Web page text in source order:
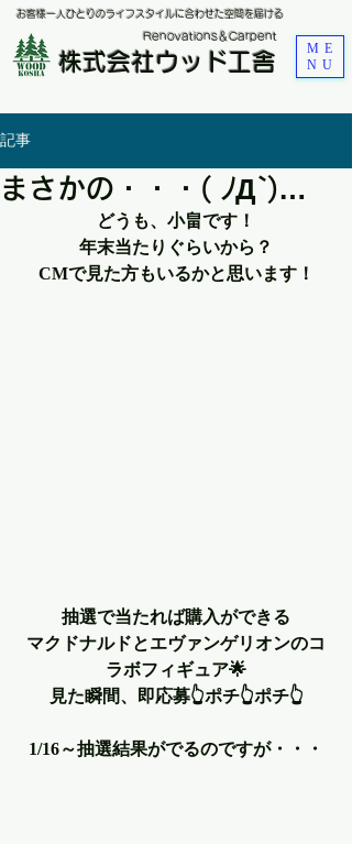
お客様一人ひとりのライフスタイルに合わせた空間を届ける
株式会社ウッド工舎
​Renovations＆Carpent
ME
NU
記事
まさかの・・・( ﾉД`)…
どうも、小畠です！
年末当たりぐらいから？
CMで見た方もいるかと思います！
抽選で当たれば購入ができる
マクドナルドとエヴァンゲリオンのコ
ラボフィギュア🌟
見た瞬間、即応募👆ポチ👆ポチ👆
1/16～抽選結果がでるのですが・・・